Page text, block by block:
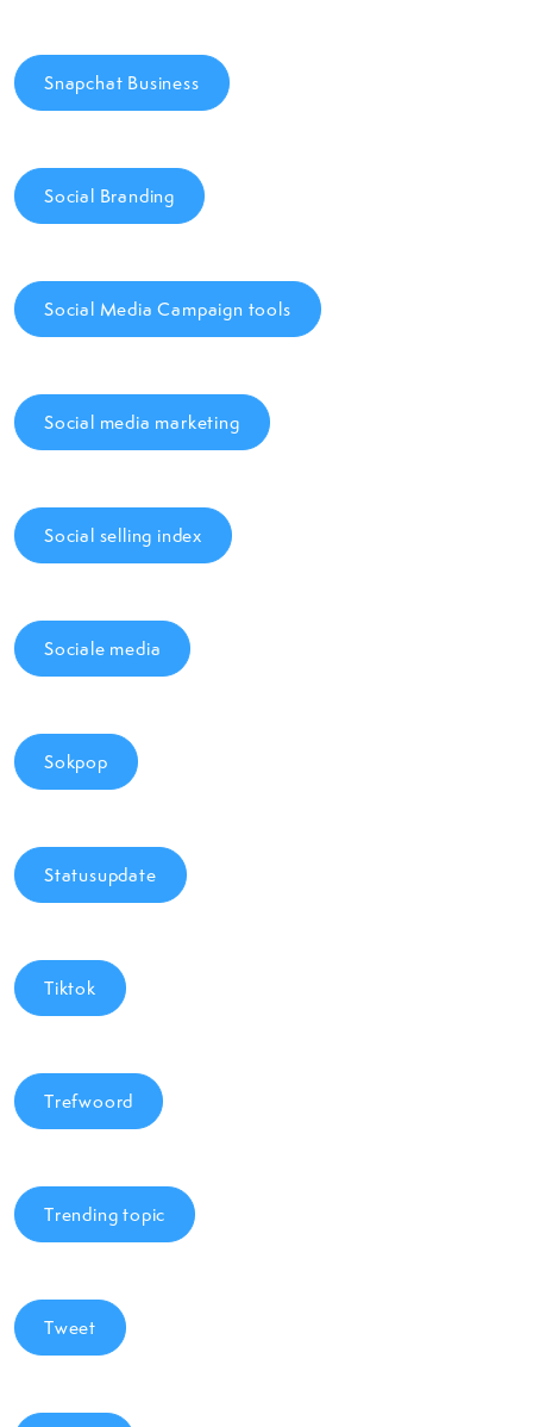
Snapchat Business
Social Branding
Social Media Campaign tools
Social media marketing
Social selling index
Sociale media
Sokpop
Statusupdate
Tiktok
Trefwoord
Trending topic
Tweet